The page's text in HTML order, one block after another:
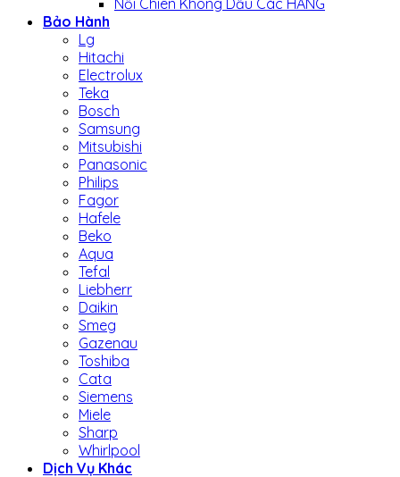
Bảo Hành
Lg
Hitachi
Electrolux
Teka
Bosch
Samsung
Mitsubishi
Panasonic
Philips
Fagor
Hafele
Beko
Aqua
Tefal
Liebherr
Daikin
Smeg
Gazenau
Toshiba
Cata
Siemens
Miele
Sharp
Whirlpool
Dịch Vụ Khác